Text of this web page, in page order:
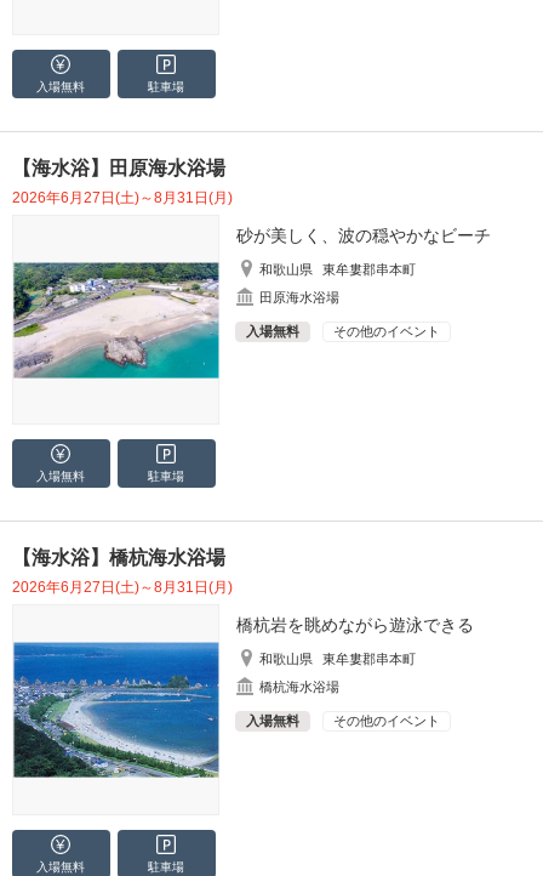
入場無料 駐車場
【海水浴】田原海水浴場
2026年6月27日(土)～8月31日(月)
砂が美しく、波の穏やかなビーチ
和歌山県
東牟婁郡串本町
田原海水浴場
入場無料 その他のイベント
入場無料 駐車場
【海水浴】橋杭海水浴場
2026年6月27日(土)～8月31日(月)
橋杭岩を眺めながら遊泳できる
和歌山県
東牟婁郡串本町
橋杭海水浴場
入場無料 その他のイベント
入場無料 駐車場